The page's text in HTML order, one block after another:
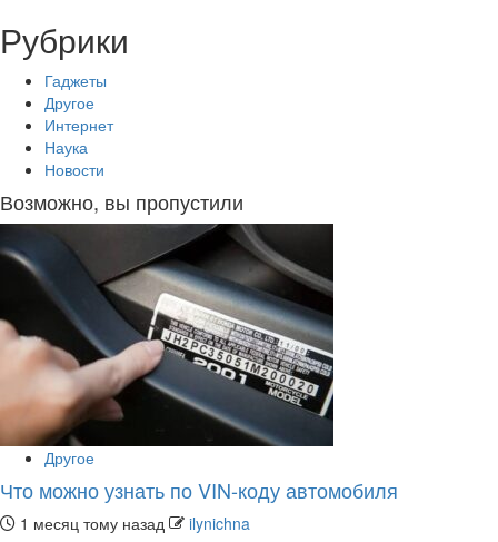
Рубрики
Гаджеты
Другое
Интернет
Наука
Новости
Возможно, вы пропустили
Другое
Что можно узнать по VIN-коду автомобиля
1 месяц тому назад ilynichna